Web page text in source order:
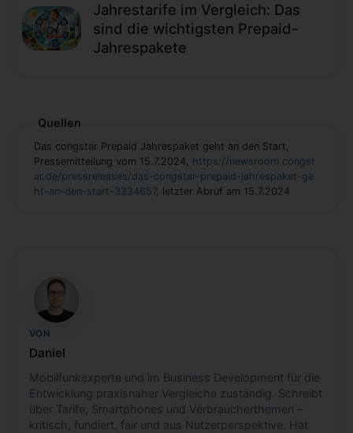
Jahrestarife im Vergleich: Das
sind die wichtigsten Prepaid-
Jahrespakete
Quellen
Das congstar Prepaid Jahrespaket geht an den Start,
Pressemitteilung vom 15.7.2024, https://newsroom.congst
ar.de/pressreleases/das-congstar-prepaid-jahrespaket-ge
ht-an-den-start-3334657, letzter Abruf am 15.7.2024
DH
VON
Daniel
Mobilfunkexperte und im Business Development für die
Entwicklung praxisnaher Vergleiche zuständig. Schreibt
über Tarife, Smartphones und Verbraucherthemen –
kritisch, fundiert, fair und aus Nutzerperspektive. Hat